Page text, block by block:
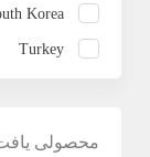
Korea
Turkey
محصولی